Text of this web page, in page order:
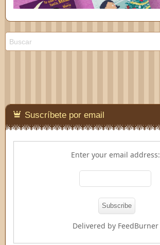
Suscríbete por email
Enter your email address:
Delivered by FeedBurner